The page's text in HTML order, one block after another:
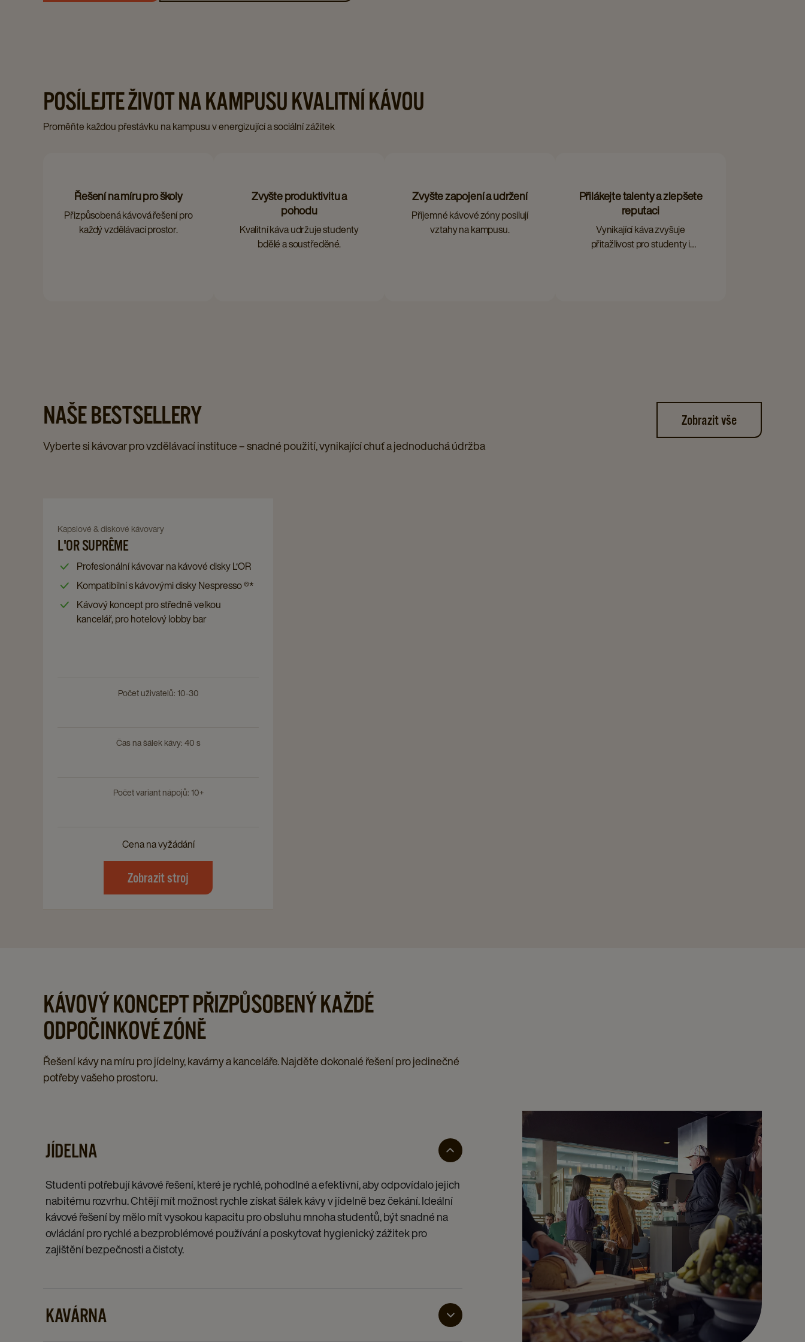
POSÍLEJTE ŽIVOT NA KAMPUSU KVALITNÍ KÁVOU
Proměňte každou přestávku na kampusu v energizující a sociální zážitek
Řešení na míru pro školy
Přizpůsobená kávová řešení pro
každý vzdělávací prostor.
Zvyšte produktivitu a
pohodu
Kvalitní káva udržuje studenty
bdělé a soustředěné.
Zvyšte zapojení a udržení
Příjemné kávové zóny posilují
vztahy na kampusu.
Přilákejte talenty a zlepšete
reputaci
Vynikající káva zvyšuje
přitažlivost pro studenty i
NAŠE BESTSELLERY Zobrazit vše
Vyberte si kávovar pro vzdělávací instituce – snadné použití, vynikající chuť a jednoduchá údržba
L'OR
Suprême
details
page
Navigate
to
L'OR
Suprême
page
Kapslové & diskové kávovary
L'OR SUPRÊME
Profesionální kávovar na kávové disky L‘OR
Kompatibilní s kávovými disky Nespresso ®*
Kávový koncept pro středně velkou
kancelář, pro hotelový lobby bar
Počet uživatelů: 10-30
Čas na šálek kávy: 40 s
Počet variant nápojů: 10+
Cena na vyžádání
Zobrazit stroj
KÁVOVÝ KONCEPT PŘIZPŮSOBENÝ KAŽDÉ
ODPOČINKOVÉ ZÓNĚ
Řešení kávy na míru pro jídelny, kavárny a kanceláře. Najděte dokonalé řešení pro jedinečné
potřeby vašeho prostoru.
JÍDELNA
Studenti potřebují kávové řešení, které je rychlé, pohodlné a efektivní, aby odpovídalo jejich
nabitému rozvrhu. Chtějí mít možnost rychle získat šálek kávy v jídelně bez čekání. Ideální
kávové řešení by mělo mít vysokou kapacitu pro obsluhu mnoha studentů, být snadné na
ovládání pro rychlé a bezproblémové používání a poskytovat hygienický zážitek pro
zajištění bezpečnosti a čistoty.
KAVÁRNA